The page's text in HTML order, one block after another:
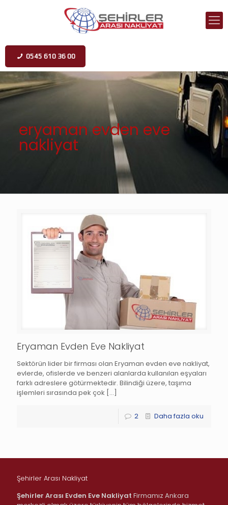
0545 610 36 00
eryaman evden eve
nakliyat
Eryaman Evden Eve Nakliyat
Sektörün lider bir firması olan Eryaman evden eve nakliyat,
evlerde, ofislerde ve benzeri alanlarda kullanılan eşyaları
farklı adreslere götürmektedir. Bilindiği üzere, taşıma
işlemleri sırasında pek çok […]
2 Daha fazla oku
Şehirler Arası Nakliyat
Şehirler Arası Evden Eve Nakliyat Firmamız Ankara